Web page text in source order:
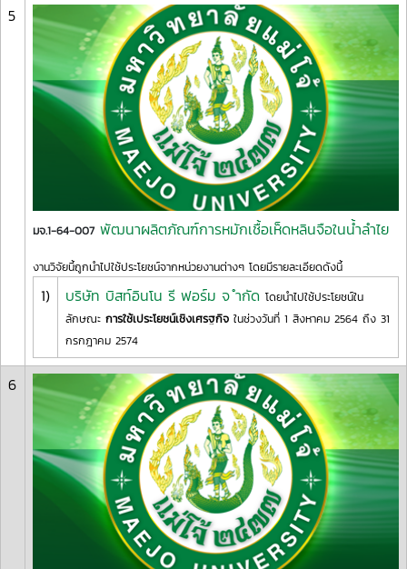
5
มจ.1-64-007 พัฒนาผลิตภัณฑ์การหมักเชื้อเห็ดหลินจือในน้ำลำไย
งานวิจัยนี้ถูกนำไปใช้ประโยชน์จากหน่วยงานต่างๆ โดยมีรายละเอียดดังนี้
1) บริษัท บิสท์อินโน รี ฟอร์ม จ ำกัด โดยนำไปใช้ประโยชน์ใน
ลักษณะ การใช้เประโยชน์เชิงเศรฐกิจ ในช่วงวันที่ 1 สิงหาคม 2564 ถึง 31
กรกฎาคม 2574
6